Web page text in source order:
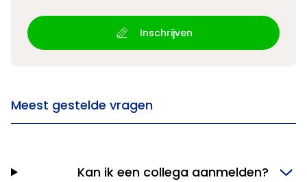
Inschrijven
Meest gestelde vragen
Kan ik een collega aanmelden?